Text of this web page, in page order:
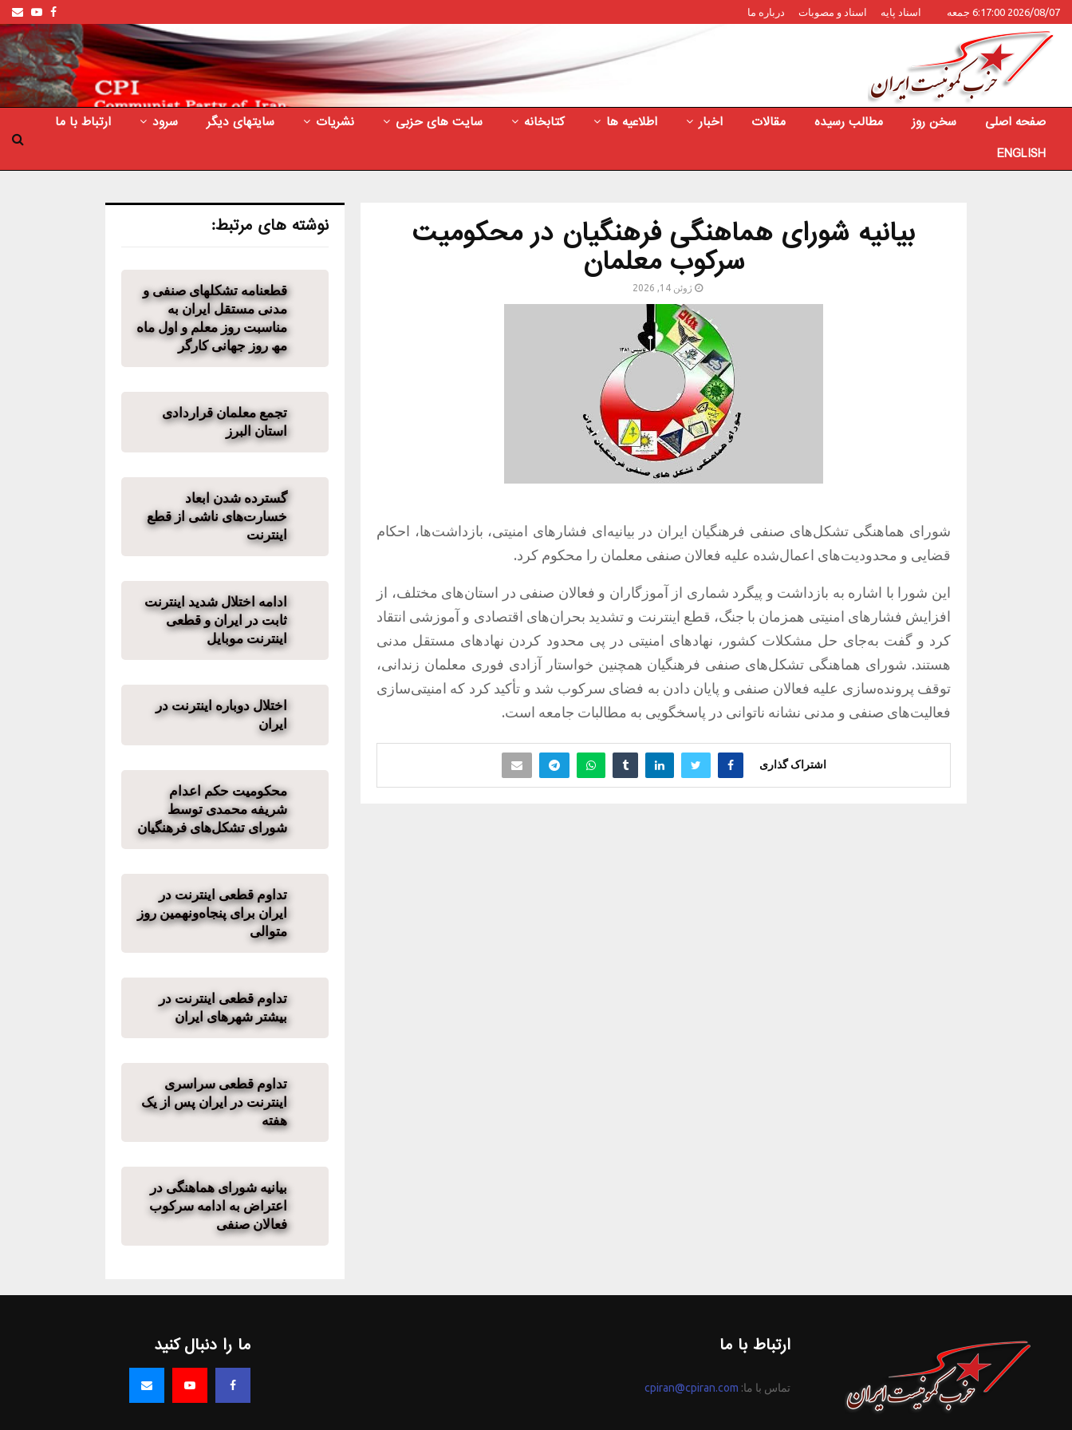
2026/08/07 6:17:00 جمعه اسناد پایه اسناد و مصوبات درباره ما Facebook
صفحه اصلی سخن روز مطالب رسیده مقالات اخبار اطلاعیه ها کتابخانه سایت های حزبی نشریات سایتهای دیگر سرود
ارتباط با ما
ENGLISH
بیانیه شورای هماهنگی فرهنگیان در محکومیت
سرکوب معلمان
ژوئن 14, 2026
شورای هماهنگی تشکل‌های صنفی فرهنگیان ایران در بیانیه‌ای فشارهای امنیتی، بازداشت‌ها، احکام
قضایی و محدودیت‌های اعمال‌شده علیه فعالان صنفی معلمان را محکوم کرد.
این شورا با اشاره به بازداشت و پیگرد شماری از آموزگاران و فعالان صنفی در استان‌های مختلف، از
افزایش فشارهای امنیتی همزمان با جنگ، قطع اینترنت و تشدید بحران‌های اقتصادی و آموزشی انتقاد
کرد و گفت به‌جای حل مشکلات کشور، نهادهای امنیتی در پی محدود کردن نهادهای مستقل مدنی
هستند. شورای هماهنگی تشکل‌های صنفی فرهنگیان همچنین خواستار آزادی فوری معلمان زندانی،
توقف پرونده‌سازی علیه فعالان صنفی و پایان دادن به فضای سرکوب شد و تأکید کرد که امنیتی‌سازی
فعالیت‌های صنفی و مدنی نشانه ناتوانی در پاسخگویی به مطالبات جامعه است.
اشتراک گذاری
نوشته های مرتبط:
قطعنامه تشکلھای صنفی و
مدنی مستقل ایران به
مناسبت روز معلم و اول ماه
مھ روز جھانی کارگر
تجمع معلمان قراردادی
استان البرز
گسترده شدن ابعاد
خسارت‌های ناشی از قطع
اینترنت
ادامه اختلال شدید اینترنت
ثابت در ایران و قطعی
اینترنت موبایل
اختلال دوباره اینترنت در
ایران
محکومیت حکم اعدام
شریفه محمدی توسط
شورای تشکل‌های فرهنگیان
تداوم قطعی اینترنت در
ایران برای پنجاه‌ونهمین روز
متوالی
تداوم قطعی اینترنت در
بیشتر شهرهای ایران
تداوم قطعی سراسری
اینترنت در ایران پس از یک
هفته
بیانیه شورای هماهنگی در
اعتراض به ادامه سرکوب
فعالان صنفی
ارتباط با ما
تماس با ما: cpiran@cpiran.com
ما را دنبال کنید